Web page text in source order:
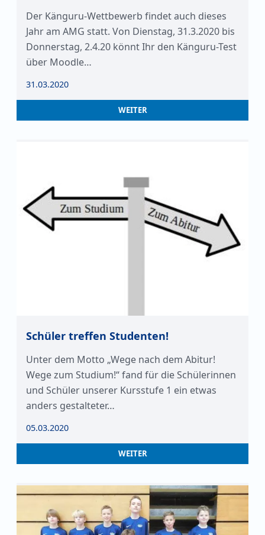
Der Känguru-Wettbewerb findet auch dieses
Jahr am AMG statt. Von Dienstag, 31.3.2020 bis
Donnerstag, 2.4.20 könnt Ihr den Känguru-Test
über Moodle…
31.03.2020
WEITER
Schüler treffen Studenten!
Unter dem Motto „Wege nach dem Abitur!
Wege zum Studium!“ fand für die Schülerinnen
und Schüler unserer Kursstufe 1 ein etwas
anders gestalteter…
05.03.2020
WEITER